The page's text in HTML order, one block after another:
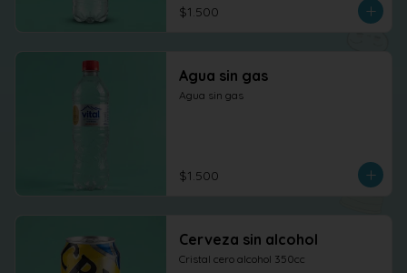
$1.500
Agua sin gas
Agua sin gas
$1.500
Cerveza sin alcohol
Cristal cero alcohol 350cc